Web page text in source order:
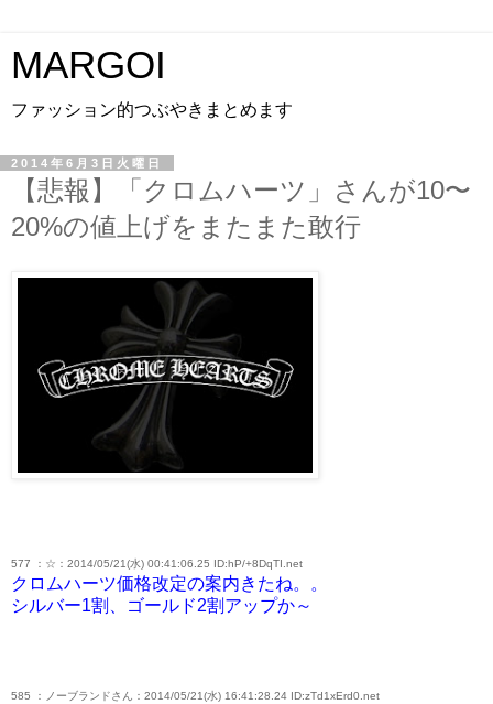
MARGOI
ファッション的つぶやきまとめます
2014年6月3日火曜日
【悲報】「クロムハーツ」さんが10〜
20%の値上げをまたまた敢行
577 ：☆：2014/05/21(水) 00:41:06.25 ID:hP/+8DqTI.net
クロムハーツ価格改定の案内きたね。。
シルバー1割、ゴールド2割アップか～
585 ：ノーブランドさん：2014/05/21(水) 16:41:28.24 ID:zTd1xErd0.net